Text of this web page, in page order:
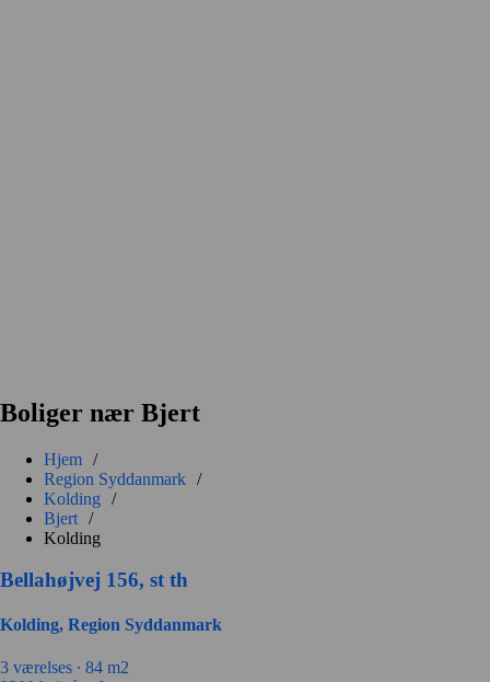
Boliger nær Bjert
Hjem /
Region Syddanmark /
Kolding
/
Bjert /
Kolding
Bellahøjvej 156, st th
Kolding, Region Syddanmark
3 værelses ∙ 84 m2